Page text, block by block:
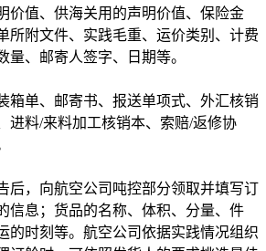
价值、供海关用的声明价值、保险金
所附文件、实践毛重、运价类别、计费
量、邮寄人签字、日期等。
箱单、邮寄书、报送单项式、外汇核销
进料/来料加工核销本、索赔/返修协
后，向航空公司吨控部分领取并填写订
信息；货品的名称、体积、分量、件
的时刻等。航空公司依据实践情况组织